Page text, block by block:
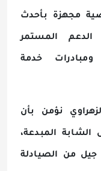
مجهزة بأحدث
المستمر
ومبادرات خدمة
نؤمن بأن
الشابة المبدعة،
جيل من الصيادلة